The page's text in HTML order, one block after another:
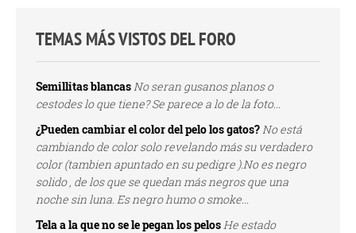
TEMAS MÁS VISTOS DEL FORO
Semillitas blancasNo seran gusanos planos o
cestodes lo que tiene? Se parece a lo de la foto...
¿Pueden cambiar el color del pelo los gatos?No está
cambiando de color solo revelando más su verdadero
color (tambien apuntado en su pedigre ).No es negro
solido , de los que se quedan más negros que una
noche sin luna. Es negro humo o smoke...
Tela a la que no se le pegan los pelosHe estado